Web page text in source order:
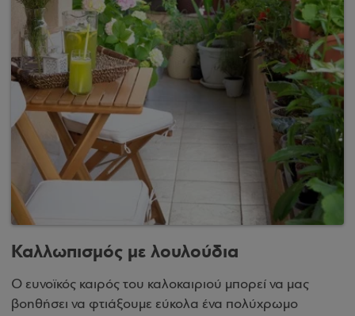
Καλλωπισμός με λουλούδια
Ο ευνοϊκός καιρός του καλοκαιριού μπορεί να μας
βοηθήσει να φτιάξουμε εύκολα ένα πολύχρωμο